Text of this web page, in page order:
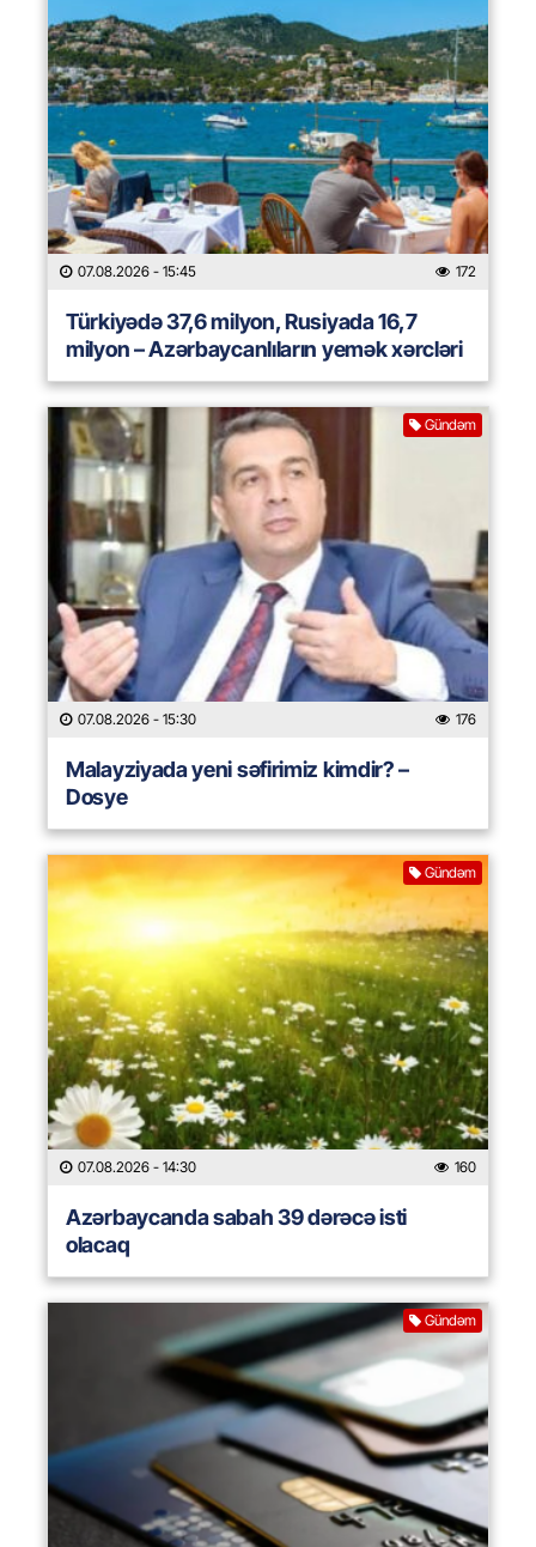
07.08.2026 - 15:45 172
Türkiyədə 37,6 milyon, Rusiyada 16,7
milyon – Azərbaycanlıların yemək xərcləri
Gündəm
07.08.2026 - 15:30 176
Malayziyada yeni səfirimiz kimdir? –
Dosye
Gündəm
07.08.2026 - 14:30 160
Azərbaycanda sabah 39 dərəcə isti
olacaq
Gündəm